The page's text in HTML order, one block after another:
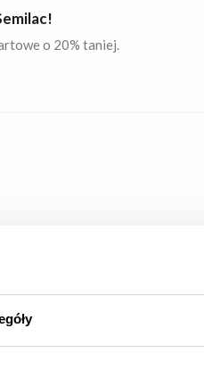
o 20% taniej.